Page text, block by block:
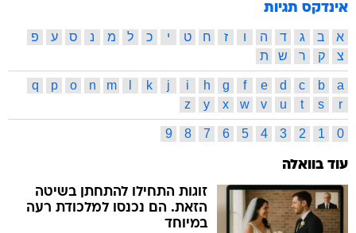
אינדקס תגיות
א ב ג ד ה ו ז ח ט י כ ל מ נ ס ע
פ
צ
ק ר ש ת
a
b
c
d
e
f
g
h
i
j
k
m
n
o
p
q
r
s
t
u
v
w
x
y
z
0
1
2
3
4
5
6
7
8
9
עוד בוואלה
זוגות התחילו להתחתן בשיטה
הזאת. הם נכנסו למלכודת רעה
במיוחד